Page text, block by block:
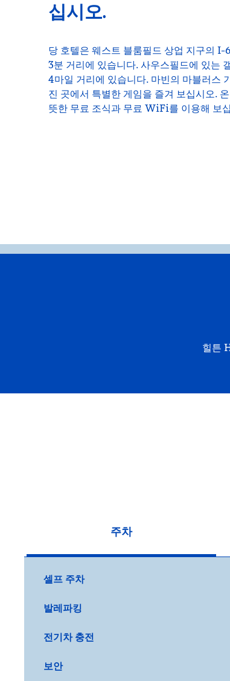
십시오.
당 호텔은 웨스트 블룸필드 상업 지구의 I-
3분 거리에 있습니다. 사우스필드에 있는
4마일 거리에 있습니다. 마빈의 마블러스
진 곳에서 특별한 게임을 즐겨 보십시오.
뜻한 무료 조식과 무료 WiFi를 이용해 보
힐튼
주차
셀프 주차
발레파킹
전기차 충전
보안